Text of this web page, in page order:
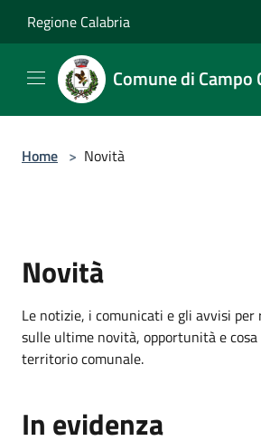
Regione Calabria
Comune di Campo
Home > Novità
Novità
Le notizie, i comunicati e gli avvisi
sulle ultime novità, opportunità e cosa
territorio comunale.
In evidenza